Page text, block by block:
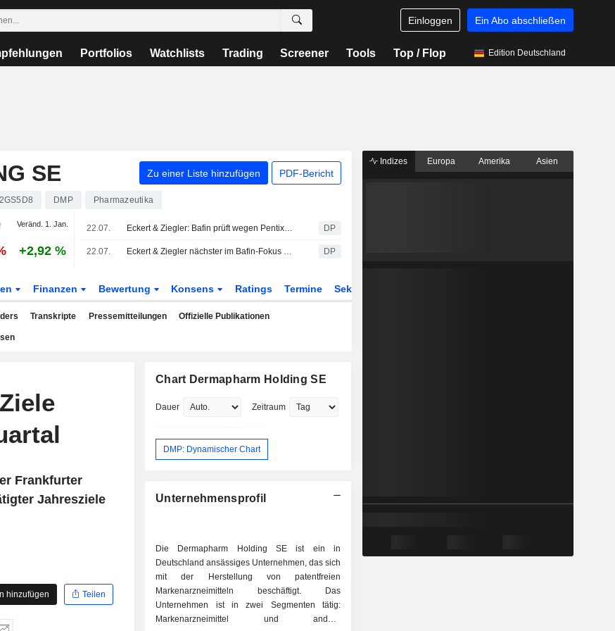
Einloggen Ein Abo abschließen
Portfolios Watchlists Trading Screener Tools Top / Flop Edition Deutschland
SE Zu einer Liste hinzufügen PDF-Bericht
DMP Pharmazeutika
Veränd. 1. Jan.
+2,92 %
22.07. Eckert & Ziegler: Bafin prüft wegen Pentixapharm-Abspaltung Bilanz 2024 DP
22.07. Eckert & Ziegler nächster im Bafin-Fokus - Kurs erholt sich DP
Finanzen Bewertung Konsens Ratings Termine Sektor
Transkripte Pressemitteilungen Offizielle Publikationen
Frankfurter
Jahresziele
hinzufügen
Teilen
Chart Dermapharm Holding SE
Dauer Zeitraum
DMP: Dynamischer Chart
Unternehmensprofil
Die Dermapharm Holding SE ist ein in
Deutschland ansässiges Unternehmen, das sich
mit der Herstellung von patentfreien
Markenarzneimitteln beschäftigt. Das
Unternehmen ist in zwei Segmenten tätig:
Markenarzneimittel und andere
Indizes Europa Amerika Asien